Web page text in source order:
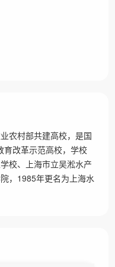
农村部共建高校，是国
育改革示范高校，学校
校、上海市立吴淞水产
，1985年更名为上海水